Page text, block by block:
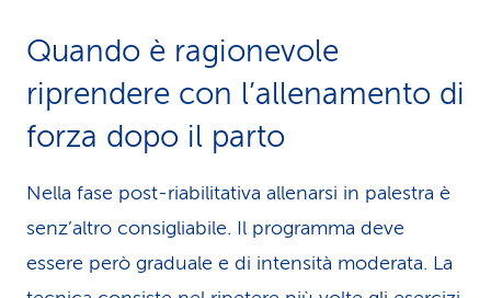
Quando è ragionevole
riprendere con l’allenamento di
forza dopo il parto
Nella fase post-riabilitativa allenarsi in palestra è
senz’altro consigliabile. Il programma deve
essere però graduale e di intensità moderata. La